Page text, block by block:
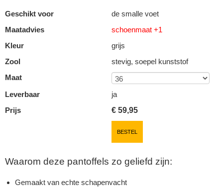
Geschikt voor
de smalle voet
Maatadvies
schoenmaat +1
Kleur
grijs
Zool
stevig, soepel kunststof
Maat
Leverbaar
ja
Prijs
€ 59,95
BESTEL
Waarom deze pantoffels zo geliefd zijn:
Gemaakt van echte schapenvacht